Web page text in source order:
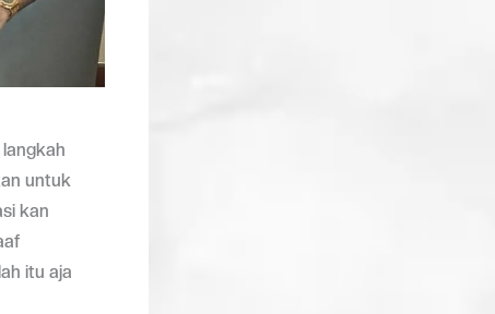
untuk
kan
itu aja